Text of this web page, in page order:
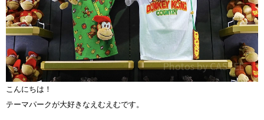
こんにちは！
テーマパークが大好きなえむえむです。